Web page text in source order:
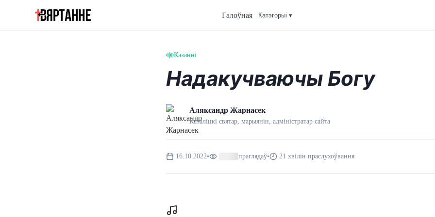
Галоўная Катэгорыi ▾
Казанні
Надакучваючы Богу
Аляксандр Жарнасек
Каталіцкі святар, марыянін, адмiнiстратар сайта
16.10.2022• праглядаў• 21 хвілін праслухоўвання